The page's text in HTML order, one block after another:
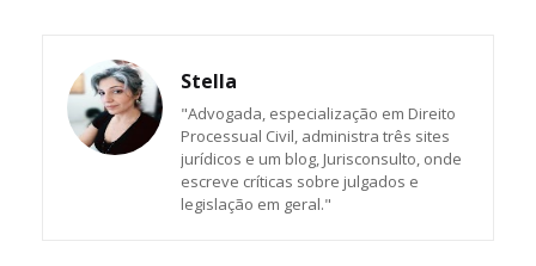
Stella
"Advogada, especialização em Direito
Processual Civil, administra três sites
jurídicos e um blog, Jurisconsulto, onde
escreve críticas sobre julgados e
legislação em geral."